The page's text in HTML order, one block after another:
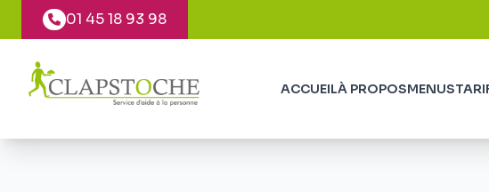
01 45 18 93 98
ACCUEILÀ PROPOSMENUS
Panneau de gestion des cookies